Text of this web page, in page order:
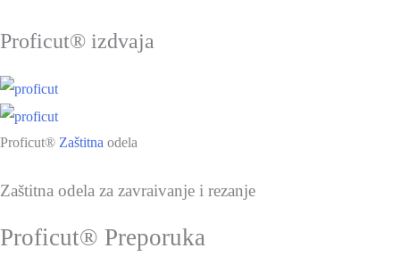
Proficut® izdvaja
Proficut® Zaštitna odela
Zaštitna odela za zavraivanje i rezanje
Proficut® Preporuka